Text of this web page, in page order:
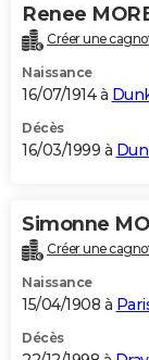
Renee
Créer une
Naissance
16/07/1914 à
Décès
16/03/1999 à
Simonne
Créer une
Naissance
15/04/1908 à
Décès